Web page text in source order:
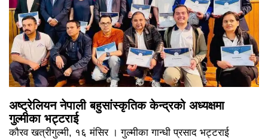
अष्ट्रेलियन नेपाली बहुसांस्कृतिक केन्द्रको अध्यक्षमा
गुल्मीका भट्टराई
कौरव खत्रीगुल्मी, १६ मंसिर । गुल्मीका गान्धी प्रसाद भट्टराई